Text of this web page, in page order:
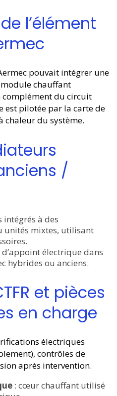
l’élément
pouvait intégrer une
chauffant
complément du circuit
est pilotée par la carte de
chaleur du système.
/
intégrés à des
unités mixtes, utilisant
électrique dans
hybrides ou anciens.
et pièces
en charge
électriques
contrôles de
après intervention.
: cœur chauffant utilisé